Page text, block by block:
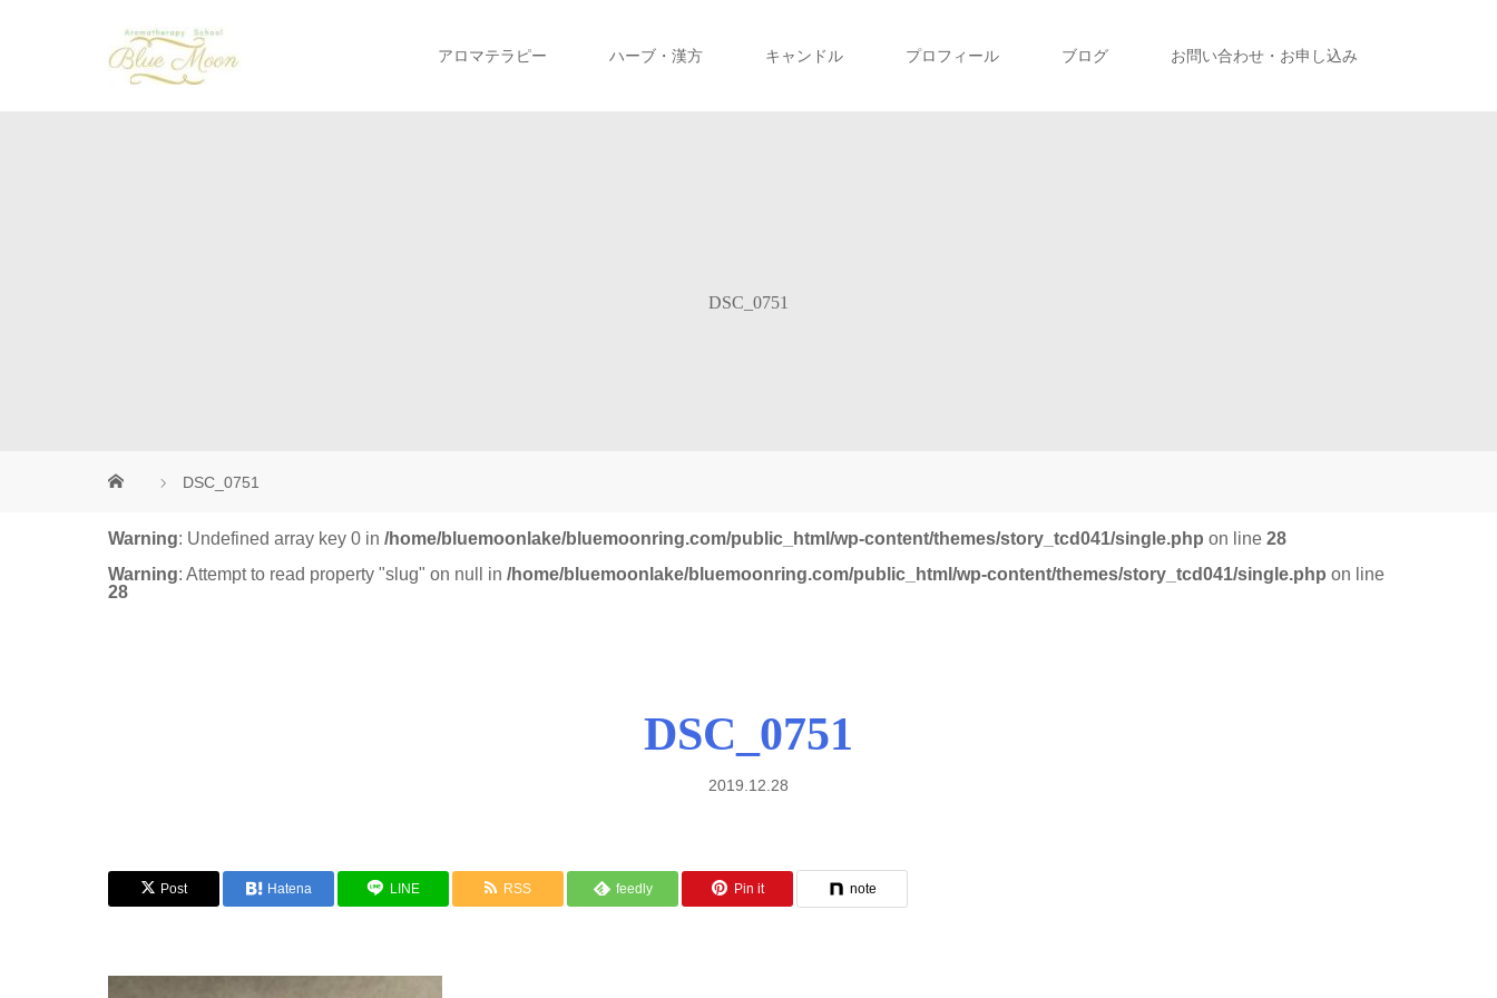
アロマテラピー ハーブ・漢方 キャンドル プロフィール ブログ お問い合わせ・お申し込み
DSC_0751
DSC_0751
Warning: Undefined array key 0 in /home/bluemoonlake/bluemoonring.com/public_html/wp-content/themes/story_tcd041/single.php on line 28
Warning: Attempt to read property "slug" on null in /home/bluemoonlake/bluemoonring.com/public_html/wp-content/themes/story_tcd041/single.php on line
28
DSC_0751
2019.12.28
Post Hatena LINE RSS feedly Pin it note